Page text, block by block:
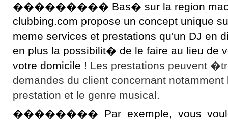
��������� Bas� sur la region
clubbing.com propose un concept unique
meme services et prestations qu'un DJ en
en plus la possibilit� de le faire au lieu de
votre domicile ! Les prestations peuvent
demandes du client concernant
prestation et le genre musical.
�������� Par exemple, vous